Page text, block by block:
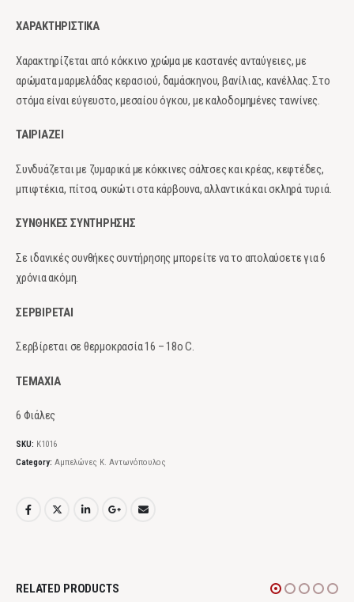
ΧΑΡΑΚΤΗΡΙΣΤΙΚΑ
Χαρακτηρίζεται από κόκκινο χρώμα με καστανές ανταύγειες, με
αρώματα μαρμελάδας κερασιού, δαμάσκηνου, βανίλιας, κανέλλας. Στο
στόμα είναι εύγευστο, μεσαίου όγκου, με καλοδομημένες ταννίνες.
ΤΑΙΡΙΑΖΕΙ
Συνδυάζεται με ζυμαρικά με κόκκινες σάλτσες και κρέας, κεφτέδες,
μπιφτέκια, πίτσα, συκώτι στα κάρβουνα, αλλαντικά και σκληρά τυριά.
ΣΥΝΘΗΚΕΣ ΣΥΝΤΗΡΗΣΗΣ
Σε ιδανικές συνθήκες συντήρησης μπορείτε να το απολαύσετε για 6
χρόνια ακόμη.
ΣΕΡΒΙΡΕΤΑΙ
Σερβίρεται σε θερμοκρασία 16 – 18ο C.
ΤΕΜΑΧΙΑ
6 Φιάλες
SKU: Κ1016
Category: Αμπελώνες Κ. Αντωνόπουλος
RELATED PRODUCTS